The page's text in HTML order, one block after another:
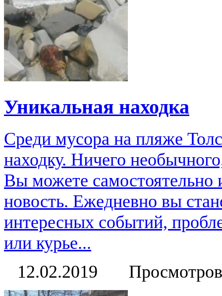
Уникальная находка
Среди мусора на пляже
находку. Ничего
Вы можете самостоятельно
новость. Ежедневно вы
интересных событий,
или курье...
12.02.2019